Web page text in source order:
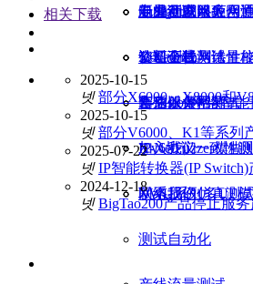
xnSight网络应用
X-Launch网络性
X-Vision网络智
X-NetFuzzer模糊
XWU系列多UE
卫星互联网融合
5/6G全栈测试
高速以太网测试
IPv6协议一致性
网络损伤仿真测
测试自动化
电力行业以太网
认证测试与计量
专业测试服务
资料下载
售后服务
新闻动态
公司公告
合作伙伴招募
加入我们
联系我们
相关下载
2025-10-15
넷 部分X6000、X8000和
2025-10-15
넷 部分V6000、K1等系列
2025-07-22
넷 IP智能转换器(IP
2024-12-18
넷 BigTao200产品停止服